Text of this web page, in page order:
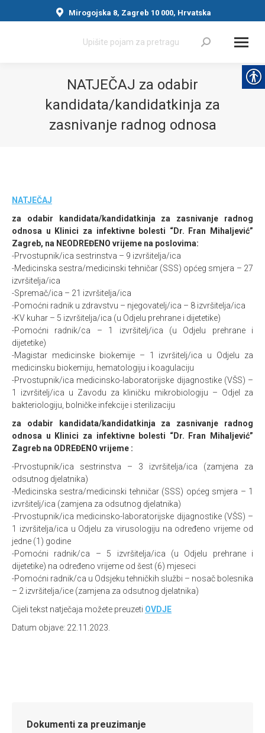
Mirogojska 8, Zagreb 10 000, Hrvatska
Search:
NATJEČAJ za odabir
kandidata/kandidatkinja za
zasnivanje radnog odnosa
NATJEČAJ
za odabir kandidata/kandidatkinja za zasnivanje radnog
odnosa u Klinici za infektivne bolesti “Dr. Fran Mihaljević”
Zagreb, na NEODREĐENO vrijeme na poslovima:
-Prvostupnik/ica sestrinstva – 9 izvršitelja/ica
-Medicinska sestra/medicinski tehničar (SSS) općeg smjera – 27
izvršitelja/ica
-Spremač/ica – 21 izvršitelja/ica
-Pomoćni radnik u zdravstvu – njegovatelj/ica – 8 izvršitelja/ica
-KV kuhar – 5 izvršitelja/ica (u Odjelu prehrane i dijetetike)
-Pomoćni radnik/ca – 1 izvršitelj/ica (u Odjelu prehrane i
dijetetike)
-Magistar medicinske biokemije – 1 izvršitelj/ica u Odjelu za
medicinsku biokemiju, hematologiju i koagulaciju
-Prvostupnik/ica medicinsko-laboratorijske dijagnostike (VŠS) –
1 izvršitelj/ica u Zavodu za kliničku mikrobiologiju – Odjel za
bakteriologiju, bolničke infekcije i sterilizaciju
za odabir kandidata/kandidatkinja za zasnivanje radnog
odnosa u Klinici za infektivne bolesti “Dr. Fran Mihaljević”
Zagreb na ODREĐENO vrijeme :
-Prvostupnik/ica sestrinstva – 3 izvršitelja/ica (zamjena za
odsutnog djelatnika)
-Medicinska sestra/medicinski tehničar (SSS) općeg smjera – 1
izvršitelj/ica (zamjena za odsutnog djelatnika)
-Prvostupnik/ica medicinsko-laboratorijske dijagnostike (VŠS) –
1 izvršitelja/ica u Odjelu za virusologiju na određeno vrijeme od
jedne (1) godine
-Pomoćni radnik/ca – 5 izvršitelja/ica (u Odjelu prehrane i
dijetetike) na određeno vrijeme od šest (6) mjeseci
-Pomoćni radnik/ca u Odsjeku tehničkih službi – nosač bolesnika
– 2 izvršitelja/ice (zamjena za odsutnog djelatnika)
Cijeli tekst natječaja možete preuzeti OVDJE
Datum objave: 22.11.2023.
Dokumenti za preuzimanje